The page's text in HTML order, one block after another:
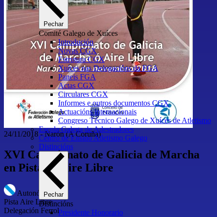
Pechar
Comité Galego de Xuíces
Introdución
Novas CGX
Estrutura CGX
Xuíces nas Delegacións da FGA
Paneis FGA
Actas CGX
Circulares CGX
Informes e outros documentos CGX
Actuacións internacionais
Congreso Técnico Galego de Xuíces de Atletismo
Escola Galega de Adestradores
Centro de Ensino Atletismo Galego
Distincións
Pechar
Distincións
Presidente Honorario
24/11/2018-Narón(A Coruña)
XVI Campionato de Galicia de Marcha
en Pista ao Aire Libre
Autonómico
Pista Aire Libre
Delegación Ferrol